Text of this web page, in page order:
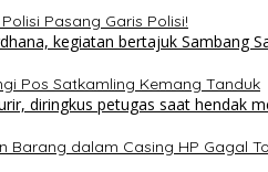
Pasang Garis Polisi!
Pos Satkamling Kemang Tanduk
Barang dalam Casing HP Gagal